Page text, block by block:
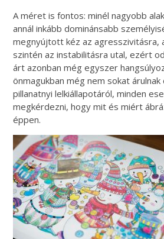
A méret is fontos: minél nagyobb
annál inkább dominánsabb
megnyújtott kéz az agresszivitásra,
szintén az instabilitásra utal, ezért
árt azonban még egyszer
önmagukban még nem sokat
pillanatnyi lelkiállapotáról, minden
megkérdezni, hogy mit és miért
éppen.